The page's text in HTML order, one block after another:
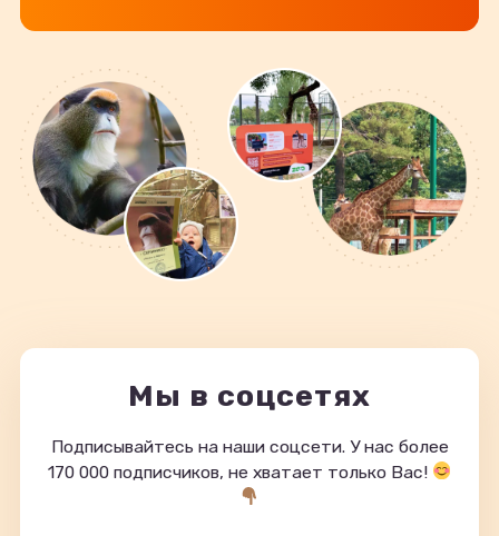
Мы в соцсетях
Подписывайтесь на наши соцсети. У нас более
170 000 подписчиков, не хватает только Вас!